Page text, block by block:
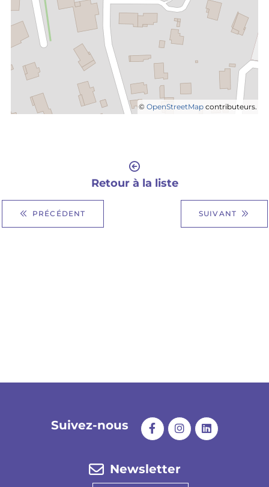
© OpenStreetMap contributeurs.
PRÉCÉDENT
Retour à la liste
SUIVANT
Suivez-nous
Newsletter